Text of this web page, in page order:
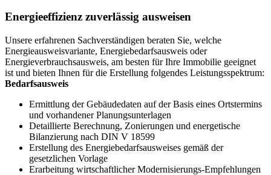
Energieeffizienz zuverlässig ausweisen
Unsere erfahrenen Sachverständigen beraten Sie, welche
Energieausweisvariante, Energiebedarfsausweis oder
Energieverbrauchsausweis, am besten für Ihre Immobilie geeignet
ist und bieten Ihnen für die Erstellung folgendes Leistungsspektrum:
Bedarfsausweis
Ermittlung der Gebäudedaten auf der Basis eines Ortstermins
und vorhandener Planungsunterlagen
Detaillierte Berechnung, Zonierungen und energetische
Bilanzierung nach DIN V 18599
Erstellung des Energiebedarfsausweises gemäß der
gesetzlichen Vorlage
Erarbeitung wirtschaftlicher Modernisierungs-Empfehlungen